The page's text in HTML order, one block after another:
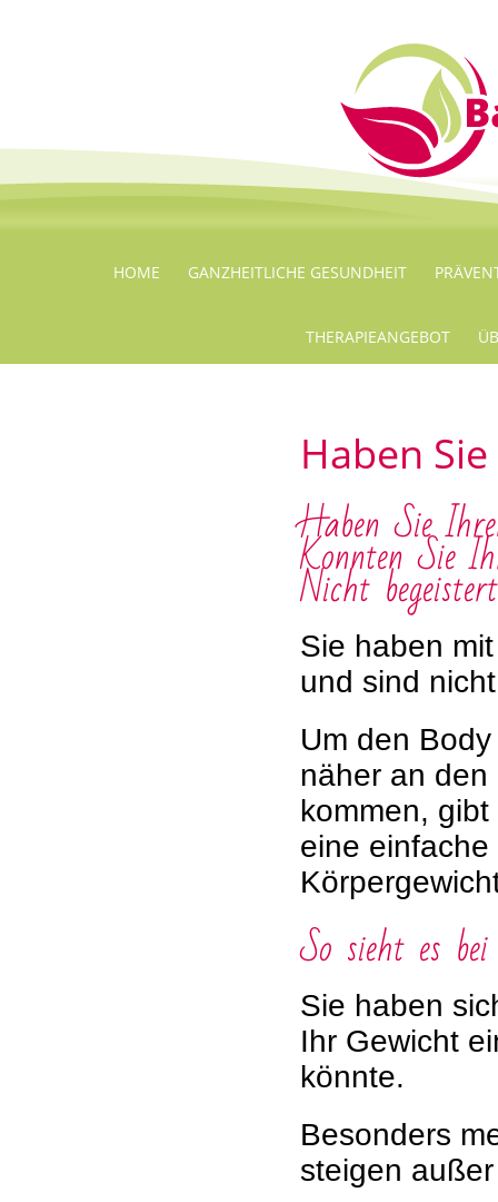
HOME GANZHEITLICHE GESUNDHEIT
THERAPIEANGEBOT
Haben
Haben Sie
Konnten Sie
Nicht
Sie haben
und sind
Um den
näher an
kommen,
eine
So sieht es
Sie haben
Ihr Gewicht
könnte.
Besonders
steigen